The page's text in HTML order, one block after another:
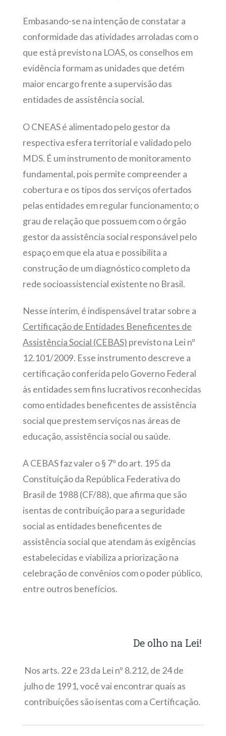
Embasando-se na intenção de constatar a
conformidade das atividades arroladas com o
que está previsto na LOAS, os conselhos em
evidência formam as unidades que detém
maior encargo frente a supervisão das
entidades de assistência social.
O CNEAS é alimentado pelo gestor da
respectiva esfera territorial e validado pelo
MDS. É um instrumento de monitoramento
fundamental, pois permite compreender a
cobertura e os tipos dos serviços ofertados
pelas entidades em regular funcionamento; o
grau de relação que possuem com o órgão
gestor da assistência social responsável pelo
espaço em que ela atua e possibilita a
construção de um diagnóstico completo da
rede socioassistencial existente no Brasil.
Nesse ínterim, é indispensável tratar sobre a
Certificação de Entidades Beneficentes de
Assistência Social (CEBAS) previsto na Lei nº
12.101/2009. Esse instrumento descreve a
certificação conferida pelo Governo Federal
às entidades sem fins lucrativos reconhecidas
como entidades beneficentes de assistência
social que prestem serviços nas áreas de
educação, assistência social ou saúde.
A CEBAS faz valer o § 7º do art. 195 da
Constituição da República Federativa do
Brasil de 1988 (CF/88), que afirma que são
isentas de contribuição para a seguridade
social as entidades beneficentes de
assistência social que atendam às exigências
estabelecidas e viabiliza a priorização na
celebração de convênios com o poder público,
entre outros benefícios.
De olho na Lei!
Nos arts. 22 e 23 da Lei nº 8.212, de 24 de
julho de 1991, você vai encontrar quais as
contribuições são isentas com a Certificação.